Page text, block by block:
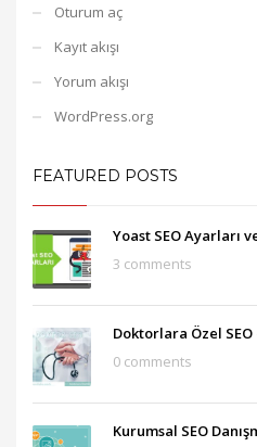
Oturum aç
Kayıt akışı
Yorum akışı
WordPress.org
FEATURED POSTS
Yoast SEO Ayarları
3 comments
Doktorlara Özel SEO
0 comments
Kurumsal SEO